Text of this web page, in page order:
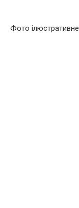
Фото ілюстративне.